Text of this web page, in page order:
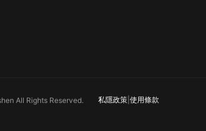
All Rights Reserved. 私隱政策 使用條款